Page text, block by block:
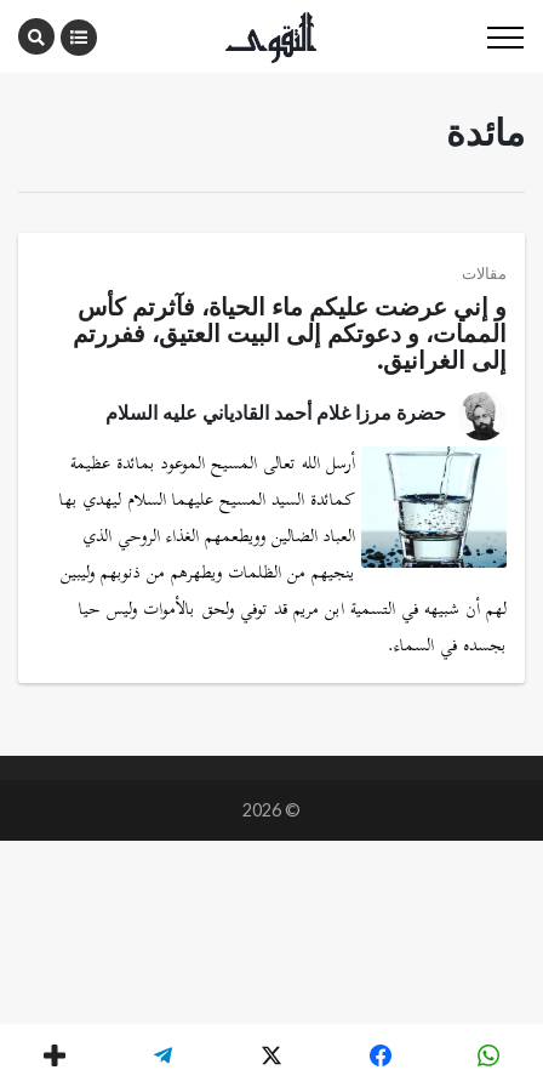
مائدة
مقالات
و إني عرضت عليكم ماء الحياة، فآثرتم كأس
الممات، و دعوتكم إلى البيت العتيق، ففررتم
إلى الغرانيق.
حضرة مرزا غلام أحمد القادياني عليه السلام
أرسل الله تعالى المسيح الموعود بمائدة عظيمة
كمائدة السيد المسيح عليهما السلام ليهدي بها
العباد الضالين وويطعمهم الغذاء الروحي الذي
ينجيهم من الظلمات ويطهرهم من ذنوبهم وليبين
لهم أن شبيهه في التسمية ابن مريم قد توفي ولحق بالأموات وليس حيا
بجسده في السماء.
© 2026